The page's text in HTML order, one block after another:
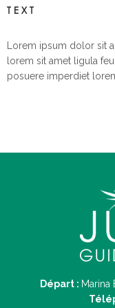
TEXT
Lorem ipsum dolor sit
lorem sit amet ligula
posuere imperdiet
Départ : Marina